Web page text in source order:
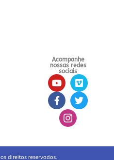
Acompanhe
nossas redes
sociais
direitos reservados.